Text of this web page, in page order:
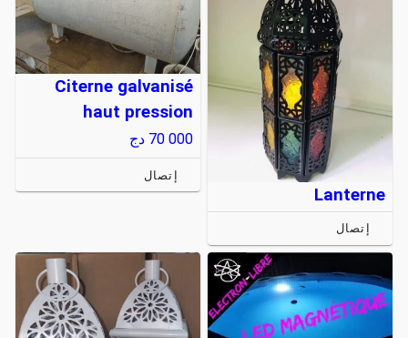
Lanterne
إتصال
Citerne galvanisé
haut pression
70 000 دج
إتصال